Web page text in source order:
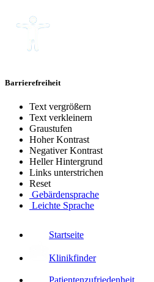
Barrierefreiheit
Text vergrößern
Text verkleinern
Graustufen
Hoher Kontrast
Negativer Kontrast
Heller Hintergrund
Links unterstrichen
Reset
Gebärdensprache
Leichte Sprache
Startseite
Klinikfinder